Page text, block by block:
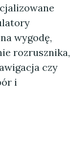
wygodę,
rozrusznika,
czy
i